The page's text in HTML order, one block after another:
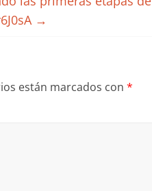
→
están marcados con *